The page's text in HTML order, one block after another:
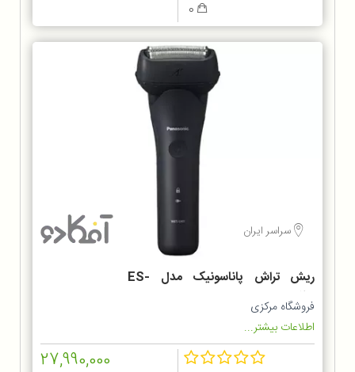
سراسر ایران
ریش تراش پاناسونیک مدل ES-
LT2B
فروشگاه مرکزی
اطلاعات بیشتر...
27,990,000